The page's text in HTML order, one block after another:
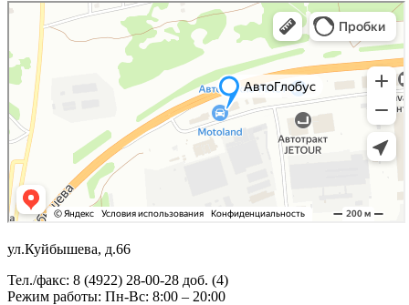
ул.Куйбышева, д.66
Тел./факс: 8 (4922) 28-00-28 доб. (4)
Режим работы: Пн-Вс: 8:00 – 20:00